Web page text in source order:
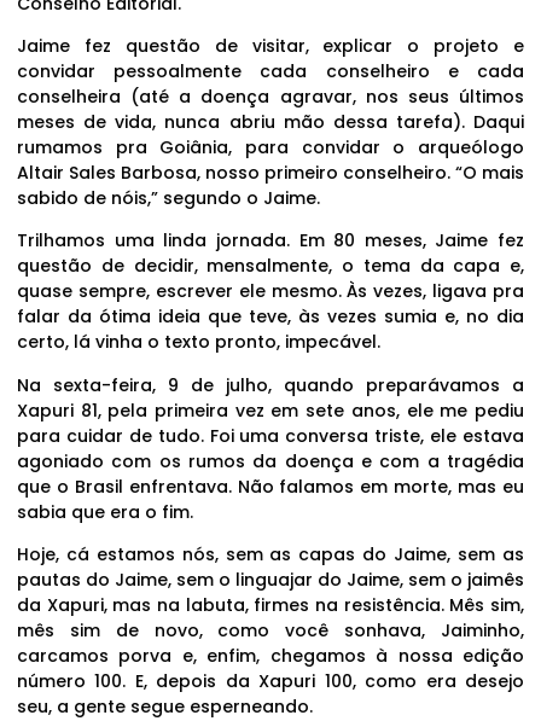
Jaime fez questão de visitar, explicar o projeto e
convidar pessoalmente cada conselheiro e cada
conselheira (até a doença agravar, nos seus últimos
meses de vida, nunca abriu mão dessa tarefa). Daqui
rumamos pra Goiânia, para convidar o arqueólogo
Altair Sales Barbosa, nosso primeiro conselheiro. “O mais
sabido de nóis,” segundo o Jaime.
Trilhamos uma linda jornada. Em 80 meses, Jaime fez
questão de decidir, mensalmente, o tema da capa e,
quase sempre, escrever ele mesmo. Às vezes, ligava pra
falar da ótima ideia que teve, às vezes sumia e, no dia
certo, lá vinha o texto pronto, impecável.
Na sexta-feira, 9 de julho, quando preparávamos a
Xapuri 81, pela primeira vez em sete anos, ele me pediu
para cuidar de tudo. Foi uma conversa triste, ele estava
agoniado com os rumos da doença e com a tragédia
que o Brasil enfrentava. Não falamos em morte, mas eu
sabia que era o fim.
Hoje, cá estamos nós, sem as capas do Jaime, sem as
pautas do Jaime, sem o linguajar do Jaime, sem o jaimês
da Xapuri, mas na labuta, firmes na resistência. Mês sim,
mês sim de novo, como você sonhava, Jaiminho,
carcamos porva e, enfim, chegamos à nossa edição
número 100. E, depois da Xapuri 100, como era desejo
seu, a gente segue esperneando.